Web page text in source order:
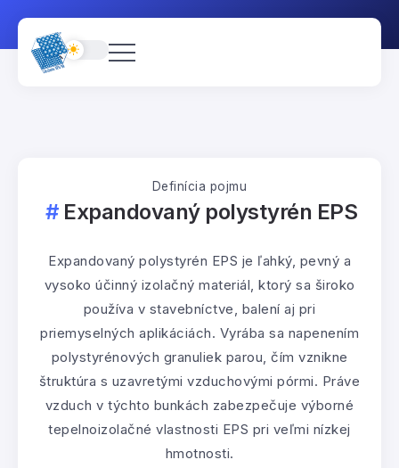
Definícia pojmu
Expandovaný polystyrén EPS
Expandovaný polystyrén EPS je ľahký, pevný a
vysoko účinný izolačný materiál, ktorý sa široko
používa v stavebníctve, balení aj pri
priemyselných aplikáciách. Vyrába sa napenením
polystyrénových granuliek parou, čím vznikne
štruktúra s uzavretými vzduchovými pórmi. Práve
vzduch v týchto bunkách zabezpečuje výborné
tepelnoizolačné vlastnosti EPS pri veľmi nízkej
hmotnosti.